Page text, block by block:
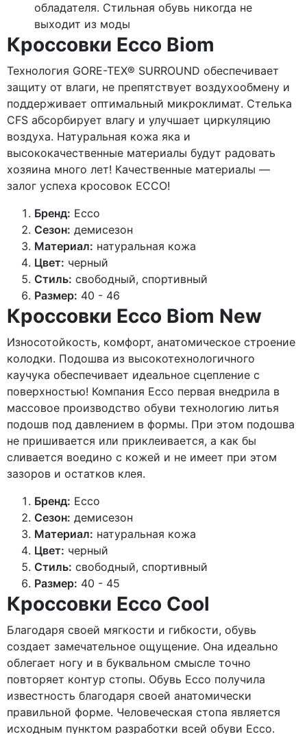
обладателя. Стильная обувь никогда не
выходит из моды
Кроссовки Ecco Biom
Технология GORE-TEX® SURROUND обеспечивает
защиту от влаги, не препятствует воздухообмену и
поддерживает оптимальный микроклимат. Стелька
CFS абсорбирует влагу и улучшает циркуляцию
воздуха. Натуральная кожа яка и
высококачественные материалы будут радовать
хозяина много лет! Качественные материалы —
залог успеха кросовок ECCO!
Бренд: Ecco
Сезон: демисезон
Материал: натуральная кожа
Цвет: черный
Стиль: свободный, спортивный
Размер: 40 - 46
Кроссовки Ecco Biom New
Износотойкость, комфорт, анатомическое строение
колодки. Подошва из высокотехнологичного
каучука обеспечивает идеальное сцепление с
поверхностью! Компания Ecco первая внедрила в
массовое производство обуви технологию литья
подошв под давлением в формы. При этом подошва
не пришивается или приклеивается, а как бы
сливается воедино с кожей и не имеет при этом
зазоров и остатков клея.
Бренд: Ecco
Сезон: демисезон
Материал: натуральная кожа
Цвет: черный
Стиль: свободный, спортивный
Размер: 40 - 45
Кроссовки Ecco Cool
Благодаря своей мягкости и гибкости, обувь
создает замечательное ощущение. Она идеально
облегает ногу и в буквальном смысле точно
повторяет контур стопы. Обувь Ecco получила
известность благодаря своей анатомически
правильной форме. Человеческая стопа является
исходным пунктом разработки всей обуви Ecco.